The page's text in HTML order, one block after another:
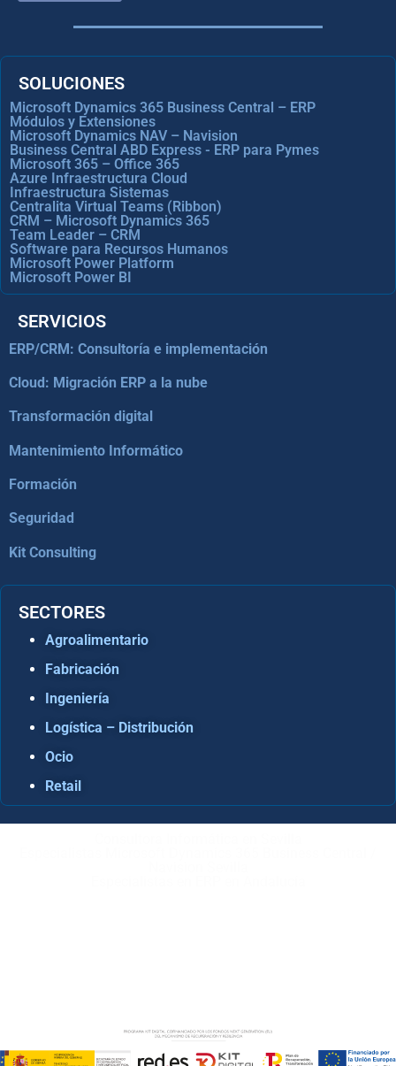
SOLUCIONES
Microsoft Dynamics 365 Business Central – ERP
Módulos y Extensiones
Microsoft Dynamics NAV – Navision
Business Central ABD Express - ERP para Pymes
Microsoft 365 – Office 365
Azure Infraestructura Cloud
Infraestructura Sistemas
Centralita Virtual Teams (Ribbon)
CRM – Microsoft Dynamics 365
Team Leader – CRM
Software para Recursos Humanos
Microsoft Power Platform
Microsoft Power BI
SERVICIOS
ERP/CRM: Consultoría e implementación
Cloud: Migración ERP a la nube
Transformación digital
Mantenimiento Informático
Formación
Seguridad
Kit Consulting
SECTORES
Agroalimentario
Fabricación
Ingeniería
Logística – Distribución
Ocio
Retail